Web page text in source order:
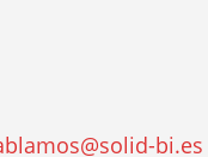
bi.es